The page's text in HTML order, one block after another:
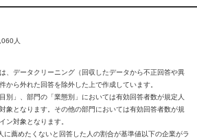
人
、データクリーニング（回収したデータから不正回答や異
から外れた回答を除外した上で作成しています。
別」、部門の「業態別」においては有効回答者数が規定人
象となります。その他の部門においては有効回答者数が規
ン対象となります。
薦めたくないと回答した人の割合が基準値以下の企業がラ